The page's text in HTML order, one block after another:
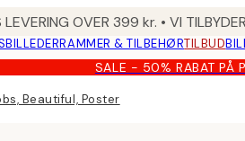
LEVERING OVER 399 kr. • VI
RAMMER & TILBEHØRTILBUD
SALE - 50% RABAT PÅ
Beautiful, Poster